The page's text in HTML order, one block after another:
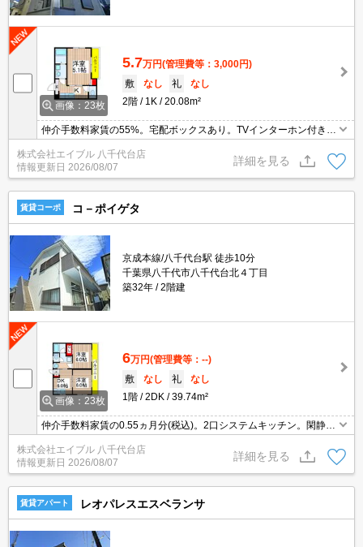
画像：23枚
5.7万円(管理費等：3,000円)
敷
なし 礼
なし
2階
1K 20.08m²
仲介手数料家賃の55%。宅配ボックスあり。TVインターホン付き。
生活環境良好。オンライン内見相談可。内見予約受付中。エイブル
女子割で仲介手数料家賃の0.55ヶ月分より10％ＯＦＦ。
株式会社エイブル 八千代台店
情報更新日 2026/08/07
詳細を見る
賃貸コーポ コ－ポイゲタ
京成本線/八千代台駅 徒歩10分
千葉県八千代市八千代台北４丁目
築32年
2階建
画像：23枚
6万円(管理費等：--)
敷
なし 礼
なし
1階
2DK 39.74m²
仲介手数料家賃の0.55ヵ月分(税込)。2口システムキッチン。閑静な
住宅街。駅まで平坦。久しぶりに空きました。角部屋。オンライン
内見相談可。人気のファミリー向け物件。
株式会社エイブル 八千代台店
情報更新日 2026/08/07
詳細を見る
賃貸アパート レオパレスエスベランサ